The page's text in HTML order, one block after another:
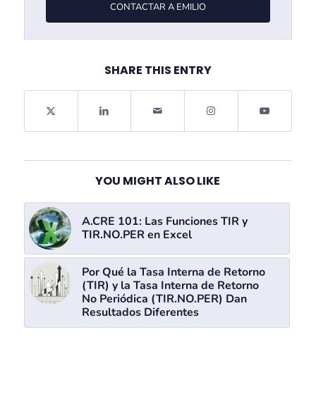
CONTACTAR A EMILIO
SHARE THIS ENTRY
YOU MIGHT ALSO LIKE
A.CRE 101: Las Funciones TIR y
TIR.NO.PER en Excel
Por Qué la Tasa Interna de Retorno
(TIR) y la Tasa Interna de Retorno
No Periódica (TIR.NO.PER) Dan
Resultados Diferentes